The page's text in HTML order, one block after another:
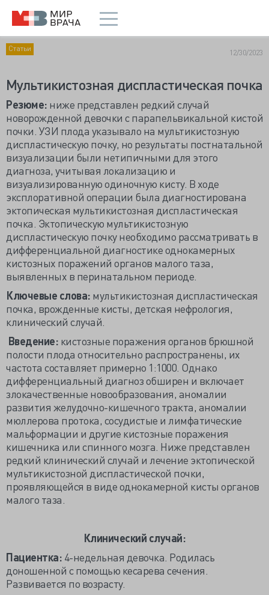
Статьи 12/30/2023
Мультикистозная диспластическая почка
Резюме: ниже представлен редкий случай
новорожденной девочки с парапельвикальной кистой
почки. УЗИ плода указывало на мультикистозную
диспластическую почку, но результаты постнатальной
визуализации были нетипичными для этого
диагноза, учитывая локализацию и
визуализированную одиночную кисту. В ходе
эксплоративной операции была диагностирована
эктопическая мультикистозная диспластическая
почка. Эктопическую мультикистозную
диспластическую почку необходимо рассматривать в
дифференциальной диагностике однокамерных
кистозных поражений органов малого таза,
выявленных в перинатальном периоде.
Ключевые слова: мультикистозная диспластическая
почка, врожденные кисты, детская нефрология,
клинический случай.
Введение: кистозные поражения органов брюшной
полости плода относительно распространены, их
частота составляет примерно 1:1000. Однако
дифференциальный диагноз обширен и включает
злокачественные новообразования, аномалии
развития желудочно-кишечного тракта, аномалии
мюллерова протока, сосудистые и лимфатические
мальформации и другие кистозные поражения
кишечника или спинного мозга. Ниже представлен
редкий клинический случай и лечение эктопической
мультикистозной диспластической почки,
проявляющейся в виде однокамерной кисты органов
малого таза.
Клинический случай:
Пациентка: 4-недельная девочка. Родилась
доношенной с помощью кесарева сечения.
Развивается по возрасту.